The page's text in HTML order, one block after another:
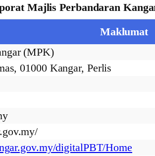
Majlis Perbandaran
Maklumat
(MPK)
01000 Kangar, Perlis
digitalPBT/Home